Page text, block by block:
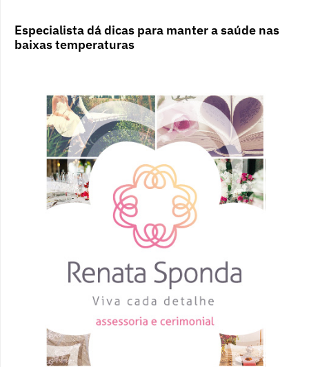
Especialista dá dicas para manter a saúde nas
baixas temperaturas